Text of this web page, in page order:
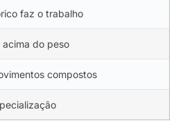
faz o trabalho
acima do peso
compostos